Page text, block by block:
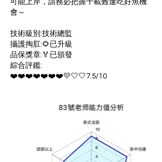
可能上岸，請務必把握千載難逢吃好魚機
會～
技術級別:技術總監
攝護掏肛:🌻已升級
品保獎章:🏅已頒發
綜合評鑑:
❤️❤️❤️❤️❤️❤️❤️💛🤍🤍7.5/10